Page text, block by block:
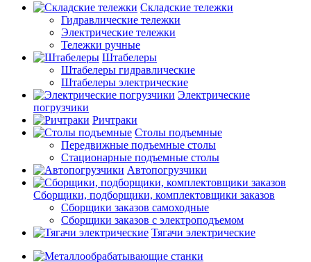
Складские тележки
Гидравлические тележки
Электрические тележки
Тележки ручные
Штабелеры
Штабелеры гидравлические
Штабелеры электрические
Электрические
погрузчики
Ричтраки
Столы подъемные
Передвижные подъемные столы
Стационарные подъемные столы
Автопогрузчики
Сборщики, подборщики, комплектовщики заказов
Сборщики заказов самоходные
Сборщики заказов с электроподъемом
Тягачи электрические